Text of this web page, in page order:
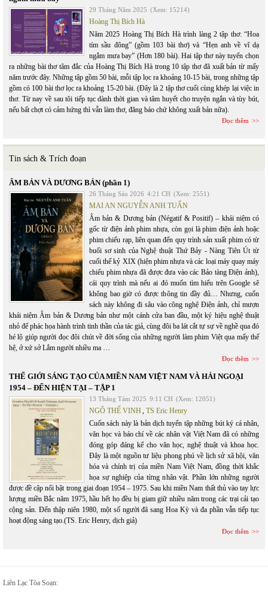
29 Tháng Năm 2025 (Xem: 15214)
Hoàng Thị Bích Hà
Năm 2025 Hoàng Thị Bích Hà trình làng 2 tập thơ: “Hoa
tím sầu đông” (gồm 103 bài thơ) và “Hẹn anh về vĩ dạ
ngắm mưa bay” (Hơn 180 bài). Hai tập thơ này tuyển chọn
ra những bài thơ tâm đắc của Hoàng Thị Bích Hà trong 10 tập thơ đã xuất bản từ mấy
năm trước đây. Những tập gồm 50 bài, mỗi tập lọc ra khoảng 10-15 bài, trong những tập
gồm có 100 bài thơ lọc ra khoảng 15-20 bài. (Đây là 2 tập thơ cuối cùng khép lại việc in
thơ. Từ nay về sau tôi tiếp tục dành thời gian và tâm huyết cho truyện ngắn và tùy bút,
nếu bất chợt có cảm hứng thì vẫn làm thơ, đăng báo chứ không xuất bản nữa).
Đọc thêm
Tin sách & Trích đoạn
ÂM BẢN VÀ DƯƠNG BẢN (phần 1)
26 Tháng Sáu 2026 4:21 CH (Xem: 2551)
MAI AN NGUYỄN ANH TUẤN
Âm bản & Dương bản (Négatif & Positif) – khái niệm có
gốc từ điện ảnh phim nhựa, còn gọi là phim điện ảnh hoặc
phim chiếu rạp, liên quan đến quy trình sản xuất phim có từ
buổi sơ sinh của Nghệ thuật Thứ Bảy - Nàng Tiên Út từ
cuối thế kỷ XIX (hiện phim nhựa và các loại máy quay máy
chiếu phim nhựa đã được đưa vào các Bảo tàng Điện ảnh),
cái quy trình mà nếu ai đó muốn tìm hiểu trên Google sẽ
không bao giờ có được thông tin đầy đủ… Nhưng, cuốn
sách này không đi sâu vào công nghệ Điện ảnh, chỉ mượn
khái niệm Âm bản & Dương bản như một cánh cửa ban đầu, một ký hiệu nghệ thuật
nhỏ để phác họa hành trình tinh thần của tác giả, cùng đôi ba lát cắt tự sự về nghề qua đó
hé lộ giúp người đọc đôi chút về đời sống của những người làm phim Việt qua mấy thế
hệ, ở xứ sở Lắm người nhiều ma …
Đọc thêm
THẾ GIỚI SÁNG TẠO CỦA MIỀN NAM VIỆT NAM VÀ HẢI NGOẠI
1954 – ĐẾN HIỆN TẠI – TẬP 1
13 Tháng Tám 2025 9:11 CH (Xem: 12051)
NGÔ THẾ VINH, TS Eric Henry
Cuốn sách này là bản dịch tuyển tập những bút ký cá nhân,
văn học và báo chí về các nhân vật Việt Nam đã có những
đóng góp đáng kể cho văn học, nghệ thuật và khoa học.
Đây là một nguồn tư liệu phong phú về lịch sử xã hội, văn
hóa và chính trị của miền Nam Việt Nam, đồng thời khắc
họa sự nghiệp của từng nhân vật. Phần lớn những người
được đề cập nổi bật trong giai đoạn 1954 – 1975. Sau khi miền Nam thất thủ vào tay lực
lượng miền Bắc năm 1975, hầu hết họ đều bị giam giữ nhiều năm trong các trại cải tạo
cộng sản. Đến thập niên 1980, một số người đã sang Hoa Kỳ và đa phần vẫn tiếp tục
hoạt động sáng tạo.(TS. Eric Henry, dịch giả)
Đọc thêm
Liên Lạc Tòa Soạn: